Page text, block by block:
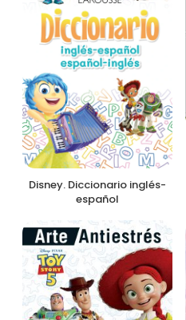
Disney. Diccionario inglés-
español